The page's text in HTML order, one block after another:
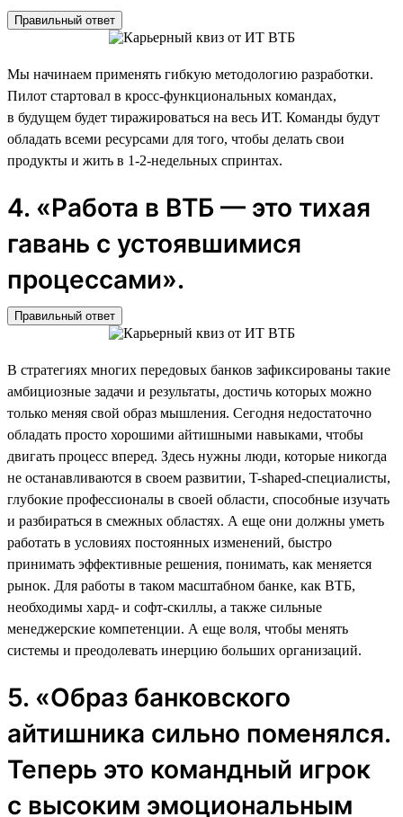
Правильный ответ
Мы начинаем применять гибкую методологию разработки.
Пилот стартовал в кросс-функциональных командах,
в будущем будет тиражироваться на весь ИТ. Команды будут
обладать всеми ресурсами для того, чтобы делать свои
продукты и жить в 1-2-недельных спринтах.
4. «Работа в ВТБ — это тихая
гавань с устоявшимися
процессами».
Правильный ответ
В стратегиях многих передовых банков зафиксированы такие
амбициозные задачи и результаты, достичь которых можно
только меняя свой образ мышления. Сегодня недостаточно
обладать просто хорошими айтишными навыками, чтобы
двигать процесс вперед. Здесь нужны люди, которые никогда
не останавливаются в своем развитии, T-shaped-специалисты,
глубокие профессионалы в своей области, способные изучать
и разбираться в смежных областях. А еще они должны уметь
работать в условиях постоянных изменений, быстро
принимать эффективные решения, понимать, как меняется
рынок. Для работы в таком масштабном банке, как ВТБ,
необходимы хард- и софт-скиллы, а также сильные
менеджерские компетенции. А еще воля, чтобы менять
системы и преодолевать инерцию больших организаций.
5. «Образ банковского
айтишника сильно поменялся.
Теперь это командный игрок
с высоким эмоциональным